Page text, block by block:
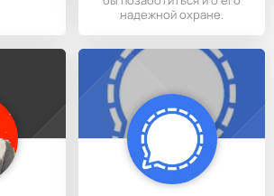
надежной охране.